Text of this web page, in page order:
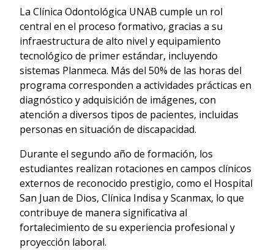
La Clínica Odontológica UNAB cumple un rol
central en el proceso formativo, gracias a su
infraestructura de alto nivel y equipamiento
tecnológico de primer estándar, incluyendo
sistemas Planmeca. Más del 50% de las horas del
programa corresponden a actividades prácticas en
diagnóstico y adquisición de imágenes, con
atención a diversos tipos de pacientes, incluidas
personas en situación de discapacidad.
Durante el segundo año de formación, los
estudiantes realizan rotaciones en campos clínicos
externos de reconocido prestigio, como el Hospital
San Juan de Dios, Clínica Indisa y Scanmax, lo que
contribuye de manera significativa al
fortalecimiento de su experiencia profesional y
proyección laboral.